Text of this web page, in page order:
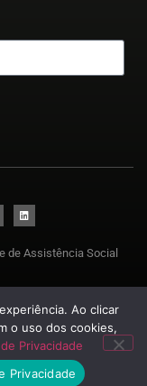
de Assistência Social
Ao clicar
o uso dos cookies,
Privacidade
Privacidade